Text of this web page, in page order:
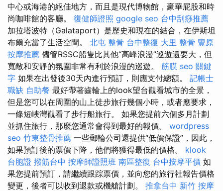
中心或海港的絕佳地方，而且是現代博物館，豪華屁股和時
尚咖啡館的客廳。 復健師證照 google seo 台中刮痧推薦
加拉塔波特（Galataport）是歷史和現在的結合，在伊斯坦
布爾充當了生活空間。 北屯 整骨 台中整復 大里 整骨 豐原
按摩推薦 儘管RSSC船隻比其他“高峰浪漫”巡遊還要大，但
寬敞和安靜的氛圍非常有利於浪漫的巡遊。 筋膜 seo 關鍵
字 如果在出發後30天內進行預訂，則應支付總額。 記帳士
職缺 自助餐 最好帶著齒輪上的look望台觀看城市的全景，
但是您可以在周圍的山上徒步旅行幾個小時，或者應要求，
一條短峽灣觀看了步行船旅行。 如果您提前六個多月計劃
並抓住旅行，那麼您通常會得到最好的報價。 wordpress
seo 竹東整骨推薦 一些郵輪公司還提供“低價保證”，因此，
如果預訂後的票價下降，他們將獲得最低的價格。 klook
台胞證 撥筋台中 按摩師證照班 南區整復 台中按摩平價 如
果您提前預訂，請繼續跟踪票價，並向您的旅行社報告價格
變更，後者可以收到退款或機艙計劃。 推拿台中 新竹 按摩